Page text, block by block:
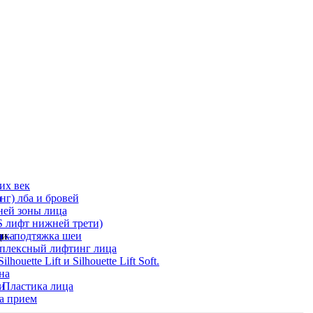
век
лба и бровей
зоны лица
лифт нижней трети)
– подтяжка шеи
лифтинг лица
Lift и Silhouette Lift Soft.
лица
прием